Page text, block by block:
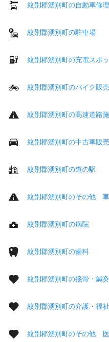
紋別郡湧別町の自動車修
紋別郡湧別町の駐車場
紋別郡湧別町の充電スポ
紋別郡湧別町のバイク販
紋別郡湧別町の高速道路
紋別郡湧別町の中古車販売
紋別郡湧別町の道の駅
紋別郡湧別町のその他
紋別郡湧別町の病院
紋別郡湧別町の歯科
紋別郡湧別町の接骨・鍼
紋別郡湧別町の介護・福
紋別郡湧別町のその他